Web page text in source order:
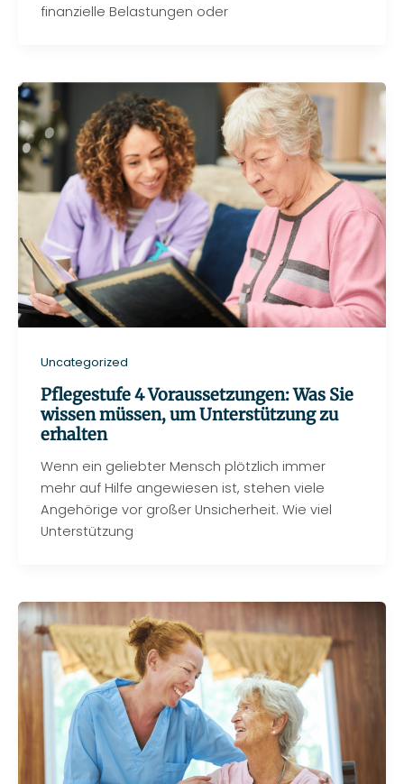
finanzielle Belastungen oder
Uncategorized
Pflegestufe 4 Voraussetzungen: Was Sie
wissen müssen, um Unterstützung zu
erhalten
Wenn ein geliebter Mensch plötzlich immer
mehr auf Hilfe angewiesen ist, stehen viele
Angehörige vor großer Unsicherheit. Wie viel
Unterstützung